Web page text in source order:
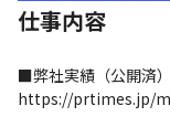
仕事内容
■弊社実績（公開済）
https://prtimes.jp/